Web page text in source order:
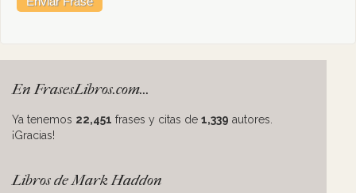
En FrasesLibros.com...
Ya tenemos 22,451 frases y citas de 1,339 autores.
¡Gracias!
Libros de Mark Haddon